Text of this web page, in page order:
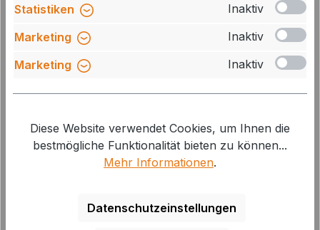
Herstellernummer:
GTIN/EAN:
4022551308608
Kein lästiges Bücken mehr, dank des praktischen
Korbes mit Haken. Inkl. 20 Wäscheklammern mit
Statistiken
Inaktiv
Marketing
Inaktiv
Marketing
Inaktiv
Diese Website verwendet Cookies, um Ihnen die
bestmögliche Funktionalität bieten zu können...
Mehr Informationen.
Datenschutzeinstellungen